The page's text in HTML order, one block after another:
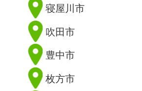
寝屋川市
吹田市
豊中市
枚方市